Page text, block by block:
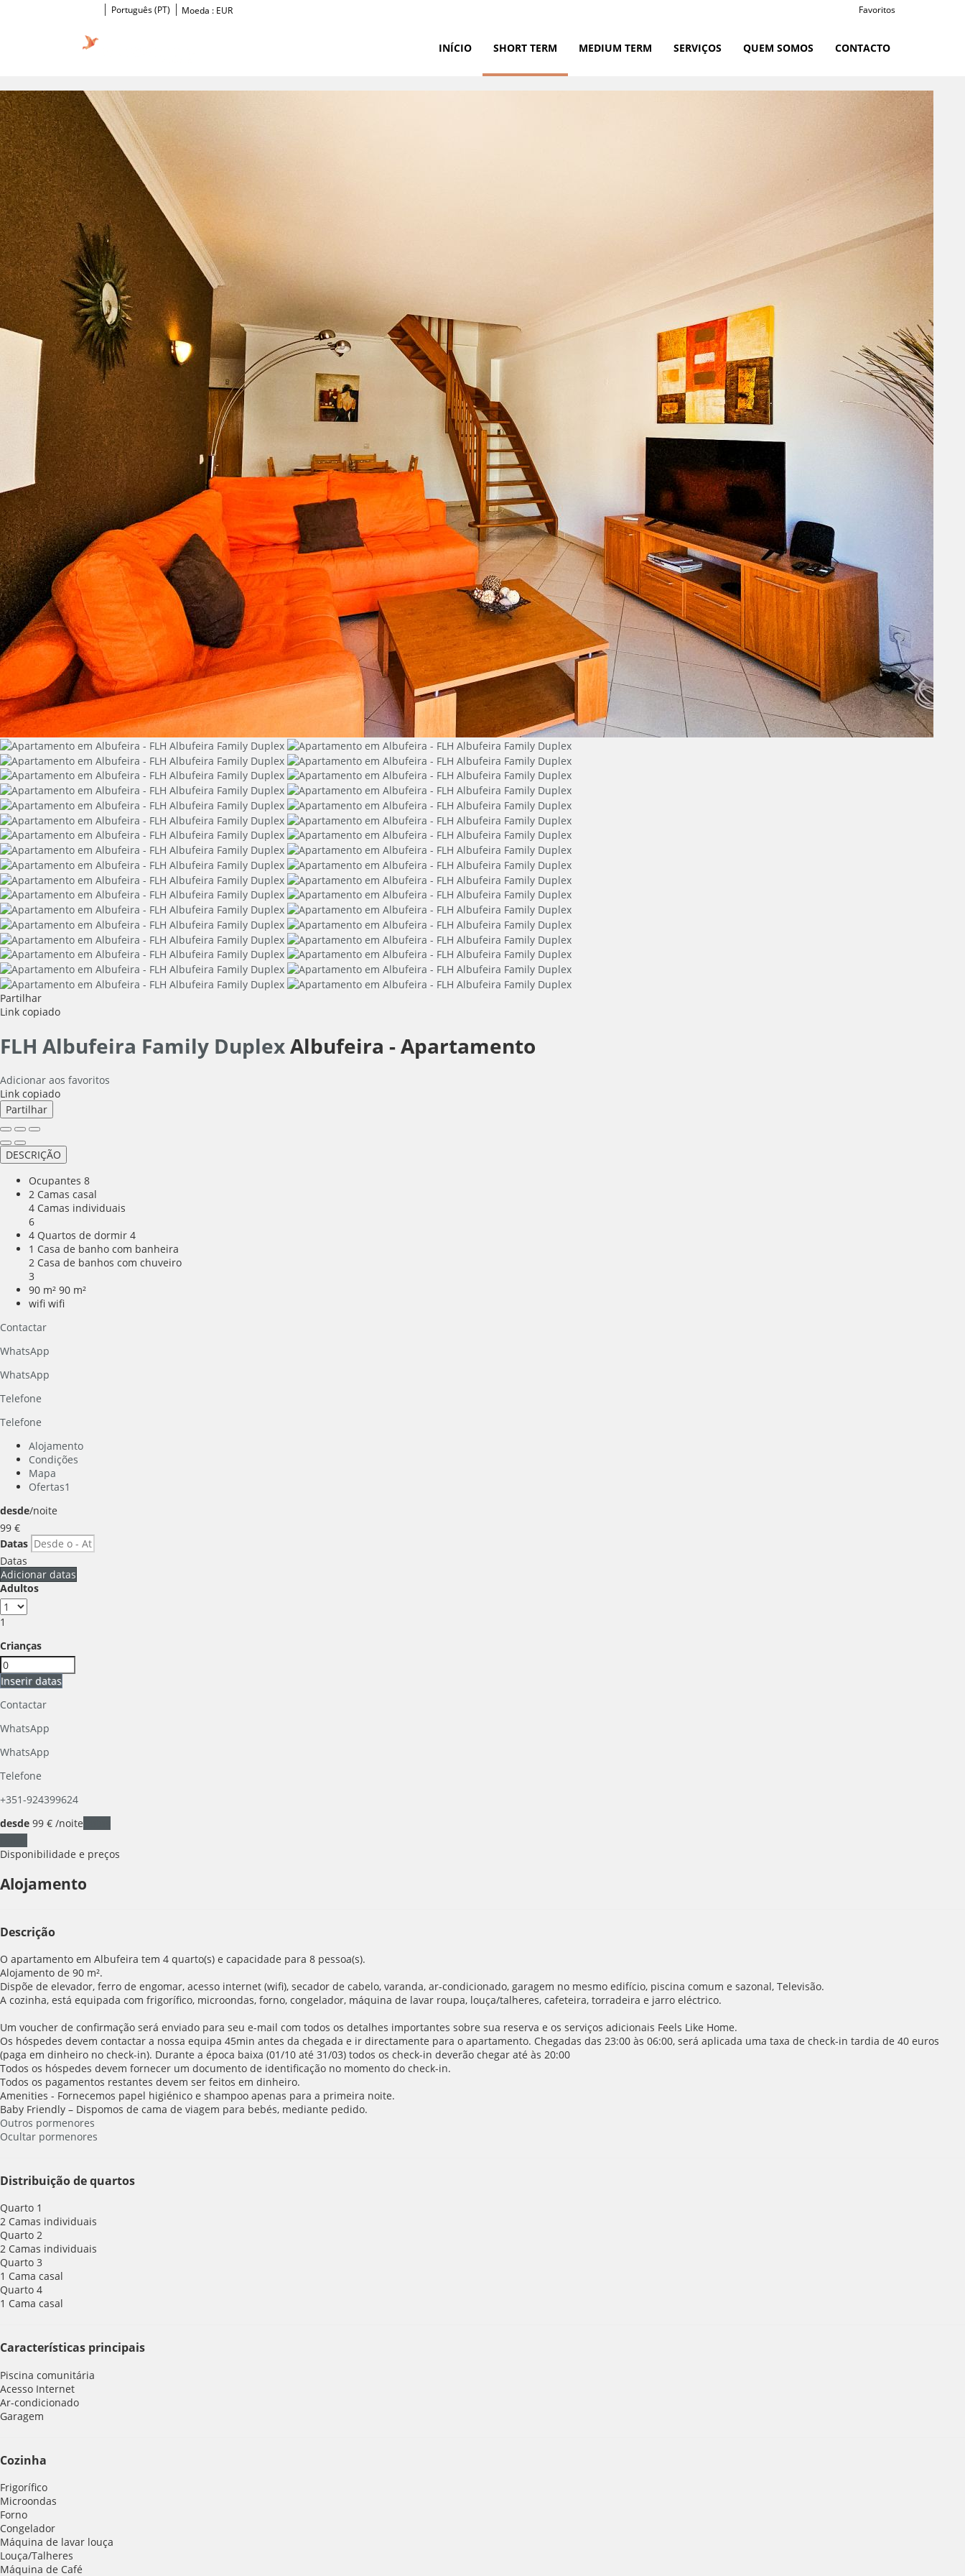
Português (PT) Moeda : EUR Favoritos
INÍCIO SHORT TERM MEDIUM TERM SERVIÇOS QUEM SOMOS CONTACTO
Partilhar
Link copiado
FLH Albufeira Family DuplexAlbufeira -Apartamento
Adicionar aos favoritos
Link copiado
Partilhar
DESCRIÇÃO
Ocupantes 8
2 Camas casal
4 Camas individuais
6
4 Quartos de dormir 4
1 Casa de banho com banheira
2 Casa de banhos com chuveiro
3
90 m² 90 m²
wifi wifi
Contactar
WhatsApp
WhatsApp
Telefone
Telefone
Alojamento
Condições
Mapa
Ofertas1
desde/noite
99 €
Datas
Datas
Adicionar datas
Adultos
1
Crianças
Inserir datas
Contactar
WhatsApp
WhatsApp
Telefone
+351-924399624
desde 99 € /noite
Disponibilidade e preços
Alojamento
Descrição
O apartamento em Albufeira tem 4 quarto(s) e capacidade para 8 pessoa(s).
Alojamento de 90 m².
Dispõe de elevador, ferro de engomar, acesso internet (wifi), secador de cabelo, varanda, ar-condicionado, garagem no mesmo edifício, piscina comum e sazonal, Televisão.
A cozinha, está equipada com frigorífico, microondas, forno, congelador, máquina de lavar roupa, louça/talheres, cafeteira, torradeira e jarro eléctrico.
Um voucher de confirmação será enviado para seu e-mail com todos os detalhes importantes sobre sua reserva e os serviços adicionais Feels Like Home.
Os hóspedes devem contactar a nossa equipa 45min antes da chegada e ir directamente para o apartamento. Chegadas das 23:00 às 06:00, será aplicada uma taxa de check-in tardia de 40 euros
(paga em dinheiro no check-in). Durante a época baixa (01/10 até 31/03) todos os check-in deverão chegar até às 20:00
Todos os hóspedes devem fornecer um documento de identificação no momento do check-in.
Todos os pagamentos restantes devem ser feitos em dinheiro.
Amenities - Fornecemos papel higiénico e shampoo apenas para a primeira noite.
Baby Friendly – Dispomos de cama de viagem para bebés, mediante pedido.
Outros pormenores
Ocultar pormenores
Distribuição de quartos
Quarto 1
2 Camas individuais
Quarto 2
2 Camas individuais
Quarto 3
1 Cama casal
Quarto 4
1 Cama casal
Características principais
Piscina comunitária
Acesso Internet
Ar-condicionado
Garagem
Cozinha
Frigorífico
Microondas
Forno
Congelador
Máquina de lavar louça
Louça/Talheres
Máquina de Café